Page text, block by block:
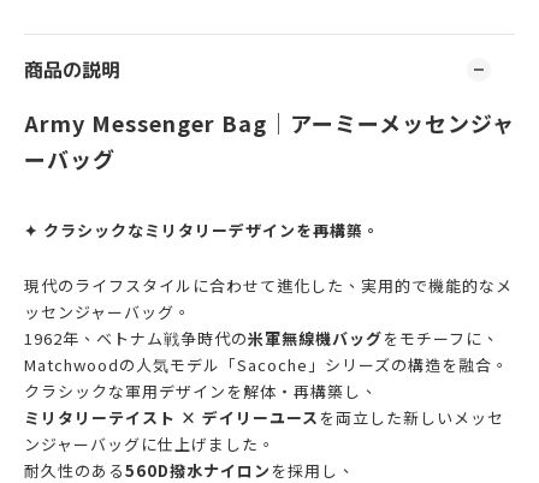
商品の説明
Army Messenger Bag｜アーミーメッセンジャ
ーバッグ
✦ クラシックなミリタリーデザインを再構築。
現代のライフスタイルに合わせて進化した、実用的で機能的なメ
ッセンジャーバッグ。
1962年、ベトナム戦争時代の米軍無線機バッグをモチーフに、
Matchwoodの人気モデル「Sacoche」シリーズの構造を融合。
クラシックな軍用デザインを解体・再構築し、
ミリタリーテイスト × デイリーユース を両立した新しいメッセ
ンジャーバッグに仕上げました。
耐久性のある560D撥水ナイロン を採用し、